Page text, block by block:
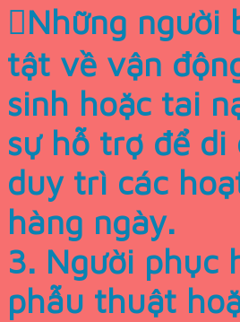
Những người
tật về vận
sinh hoặc tai
sự hỗ trợ để di
duy trì các
hàng ngày.
3. Người phục
phẫu thuật